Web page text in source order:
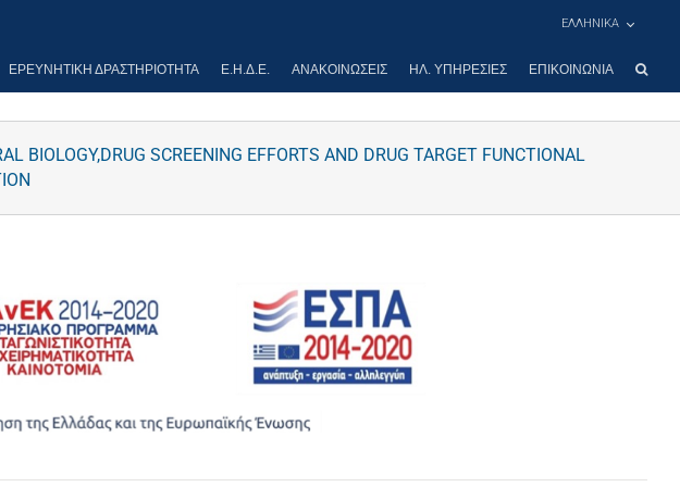
ΕΛΛΗΝΙΚΑ
ΕΡΕΥΝΗΤΙΚΉ ΔΡΑΣΤΗΡΙΌΤΗΤΑ Ε.Η.Δ.Ε. ΑΝΑΚΟΙΝΏΣΕΙΣ ΗΛ. ΥΠΗΡΕΣΊΕΣ ΕΠΙΚΟΙΝΩΝΊΑ
BIOLOGY,DRUG SCREENING EFFORTS AND DRUG TARGET FUNCTIONAL